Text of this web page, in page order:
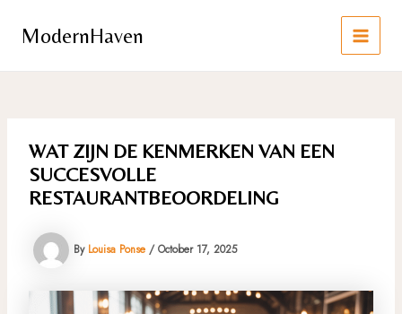
contentModernHaven
MAIN
WAT ZIJN DE KENMERKEN VAN EEN
SUCCESVOLLE
RESTAURANTBEOORDELING
By Louisa Ponse /October 17, 2025